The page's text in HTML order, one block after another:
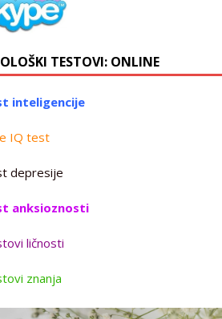
TESTOVI: ONLINE
inteligencije
IQ test
depresije
anksioznosti
ličnosti
znanja